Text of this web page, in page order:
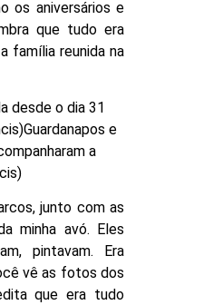
os aniversários e
que tudo era
família reunida na
desde o dia 31
e
a
junto com as
minha avó. Eles
pintavam. Era
vê as fotos dos
que era tudo